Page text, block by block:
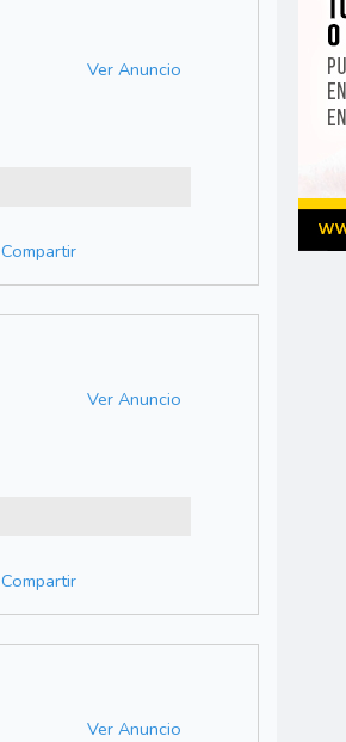
Ver Anuncio
Compartir
Ver Anuncio
Compartir
Ver Anuncio